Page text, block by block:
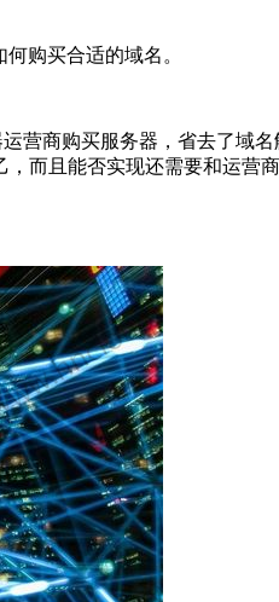
购买合适的域名。
营商购买服务器，省去了域
而且能否实现还需要和运营